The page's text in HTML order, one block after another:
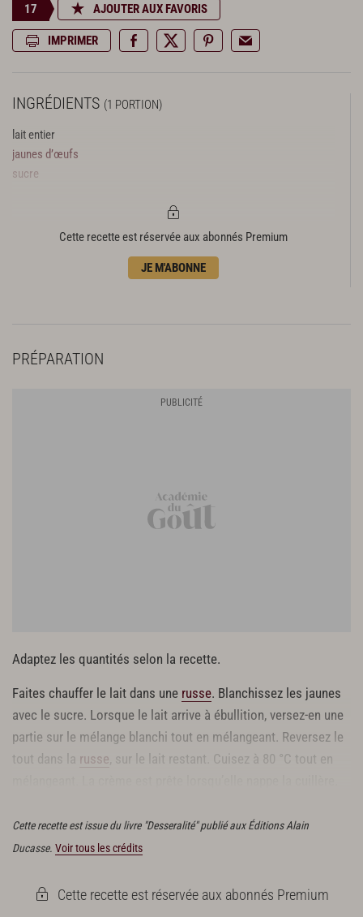
17 AJOUTER AUX FAVORIS
IMPRIMER
INGRÉDIENTS (1 PORTION)
lait entier
jaunes d’œufs
sucre
Cette recette est réservée aux abonnés Premium
JE M'ABONNE
PRÉPARATION
Adaptez les quantités selon la recette.
Faites chauffer le lait dans une russe. Blanchissez les jaunes
avec le sucre. Lorsque le lait arrive à ébullition, versez-en une
partie sur le mélange blanchi tout en mélangeant. Reversez le
tout dans la russe , sur le lait restant. Cuisez à 80 °C tout en
Cette recette est issue du livre "Desseralité" publié aux Éditions Alain
Ducasse. Voir tous les crédits
Cette recette est réservée aux abonnés Premium